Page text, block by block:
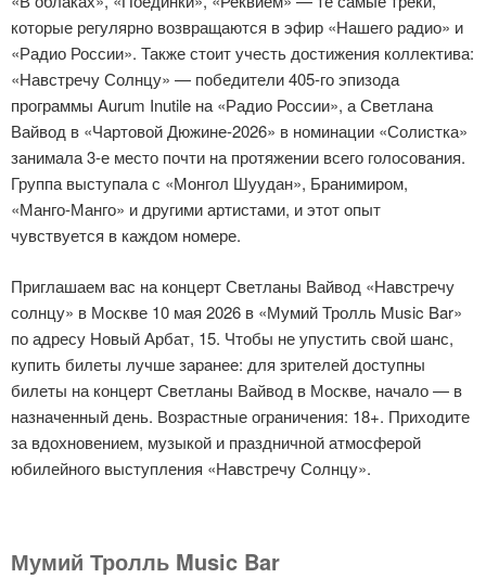
которые регулярно возвращаются в эфир «Нашего радио» и
«Радио России». Также стоит учесть достижения коллектива:
«Навстречу Солнцу» — победители 405‑го эпизода
программы Aurum Inutile на «Радио России», а Светлана
Вайвод в «Чартовой Дюжине‑2026» в номинации «Солистка»
занимала 3-е место почти на протяжении всего голосования.
Группа выступала с «Монгол Шуудан», Бранимиром,
«Манго‑Манго» и другими артистами, и этот опыт
чувствуется в каждом номере.
Приглашаем вас на концерт Светланы Вайвод «Навстречу
солнцу» в Москве 10 мая 2026 в «Мумий Тролль Music Bar»
по адресу Новый Арбат, 15. Чтобы не упустить свой шанс,
купить билеты лучше заранее: для зрителей доступны
билеты на концерт Светланы Вайвод в Москве, начало — в
назначенный день. Возрастные ограничения: 18+. Приходите
за вдохновением, музыкой и праздничной атмосферой
юбилейного выступления «Навстречу Солнцу».
Мумий Тролль Music Bar